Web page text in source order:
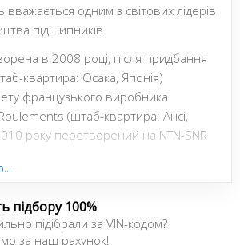
вважається одним з світових лідерів
підшипників.
в 2008 році, після придбання
квартира: Осака, Японія)
французького виробника
(штаб-квартира: Ансі,
року перетворений на NTN-SNR
на вторинному ринку компонентів.
підбору 100%
підібрали за VIN-кодом?
за наш рахунок!